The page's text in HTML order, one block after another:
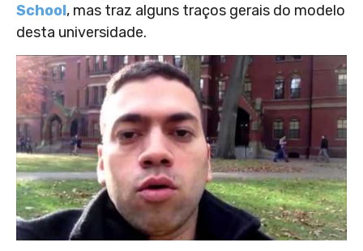
School, mas traz alguns traços gerais do modelo
desta universidade.